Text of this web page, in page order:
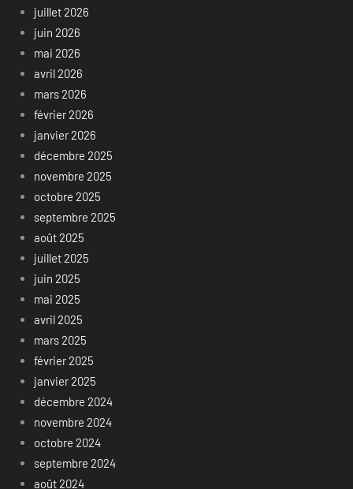
juillet 2026
juin 2026
mai 2026
avril 2026
mars 2026
février 2026
janvier 2026
décembre 2025
novembre 2025
octobre 2025
septembre 2025
août 2025
juillet 2025
juin 2025
mai 2025
avril 2025
mars 2025
février 2025
janvier 2025
décembre 2024
novembre 2024
octobre 2024
septembre 2024
août 2024